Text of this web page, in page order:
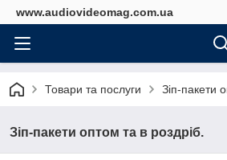
www.audiovideomag.com.ua
Товари та послуги Зіп-пакети
Зіп-пакети оптом та в роздріб.